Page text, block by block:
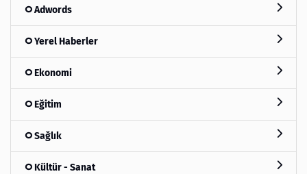
Adwords
Yerel Haberler
Ekonomi
Eğitim
Sağlık
Kültür - Sanat